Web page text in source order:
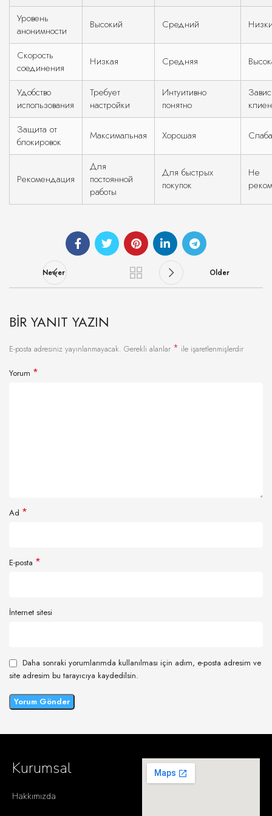
Уровень
анонимности
Высокий Средний
Скорость
соединения
Низкая Средняя
Удобство
использования
Требует
настройки
Интуитивно
понятно
Защита от
блокировок
Максимальная Хорошая
Рекомендация
Для
постоянной
работы
Для быстрых
покупок
Не
Newer Older
BIR YANIT YAZIN
E-posta adresiniz yayınlanmayacak. Gerekli alanlar * ile işaretlenmişlerdir
Yorum *
Ad *
E-posta *
İnternet sitesi
Daha sonraki yorumlarımda kullanılması için adım, e-posta adresim ve
site adresim bu tarayıcıya kaydedilsin.
Kurumsal
Hakkımızda